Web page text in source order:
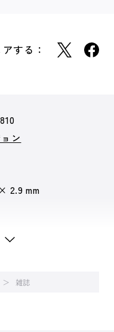
する：
ン
2.9 mm
雑誌